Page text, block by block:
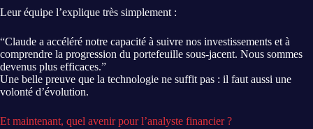
Leur équipe l’explique très simplement :
“Claude a accéléré notre capacité à suivre nos investissements et à
comprendre la progression du portefeuille sous-jacent. Nous sommes
devenus plus efficaces.”
Une belle preuve que la technologie ne suffit pas : il faut aussi une
volonté d’évolution.
Et maintenant, quel avenir pour l’analyste financier ?